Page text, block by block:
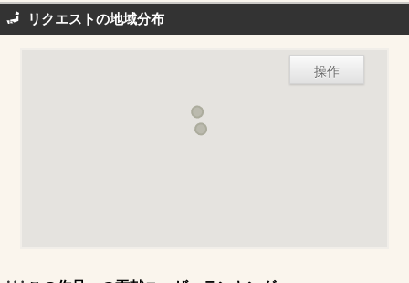
リクエストの地域分布
操作